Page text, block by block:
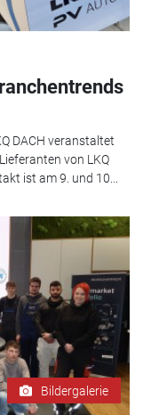
DACH veranstaltet
von LKQ
ist am 9. und 10...
Bildergalerie